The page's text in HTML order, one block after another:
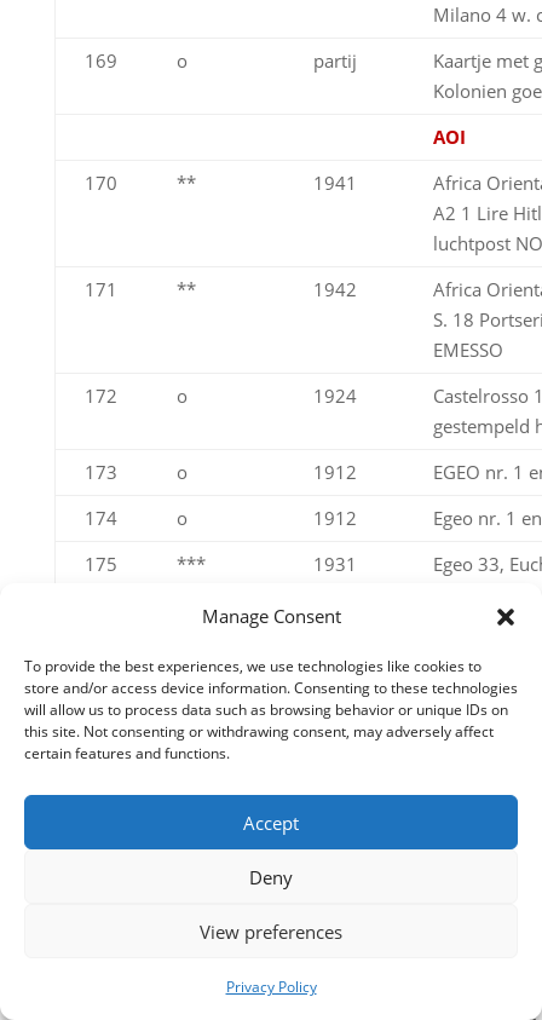
Manage Consent
To provide the best experiences, we use technologies like cookies to
store and/or access device information. Consenting to these technologies
will allow us to process data such as browsing behavior or unique IDs on
this site. Not consenting or withdrawing consent, may adversely affect
certain features and functions.
Accept
Deny
View preferences
Privacy Policy
Milano 4 w.
169
o partij
Kaartje met
Kolonien
AOI
170
** 1941
Africa
A2 1 Lire
luchtpost
171
** 1942
Africa
S. 18
EMESSO
172
o 1924
Castelrosso
gestempeld
173
o 1912
EGEO nr. 1
174
o 1912
Egeo nr. 1
175
*** 1931
Egeo 33,
hoekstukken
177
o 1932
EGEO A8-
178
o 1932
Castelrosso
1932